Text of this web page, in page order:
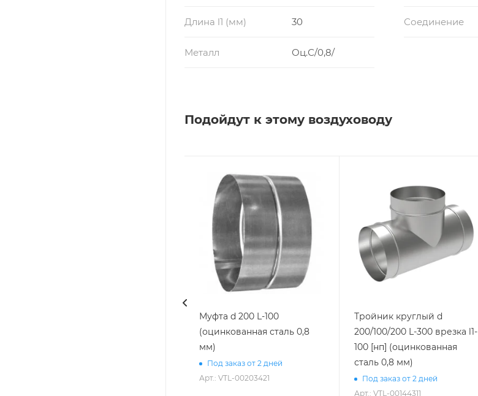
Длина l1 (мм) 30 Соединение
Металл Оц.С/0,8/
Подойдут к этому воздуховоду
Муфта d 200 L-100
(оцинкованная сталь 0,8
мм)
Под заказ от 2 дней
Арт.: VTL-00203421
Тройник круглый d
200/100/200 L-300 врезка l1-
100 [нп] (оцинкованная
сталь 0,8 мм)
Под заказ от 2 дней
Арт.: VTL-00144311